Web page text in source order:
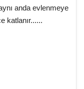
anda evlenmeye
katlanır......